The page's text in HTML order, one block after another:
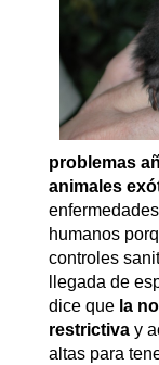
problemas
animales
humanos
controles
llegada de
dice que la
restrictivay
altas para